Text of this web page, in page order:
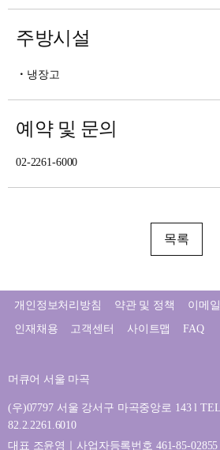
주방시설
냉장고
예약 및 문의
02-2261-6000
목록
개인정보처리방침 약관 및 정책
이메
인재채용
고객센터 사이트맵 FAQ
머큐어 서울 마곡
(우)07797 서울 강서구 마곡중앙로 143 l
82.2.2261.6010
대표 조윤영｜사업자등록번호 461-85-